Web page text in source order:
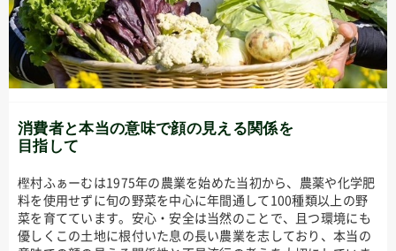
消費者と本当の意味で顔の見える関係を
目指して
樫村ふぁーむは1975年の農業を始めた当初から、農薬や化学肥
料を使用せずに旬の野菜を中心に年間通して100種類以上の野
菜を育てています。安心・安全は当然のことで、且つ環境にも
優しくこの土地に根付いた息の長い農業を志しており、本当の